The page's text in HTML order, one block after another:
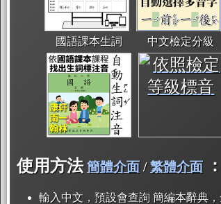
國語課本生詞 中文檢定分級
使用方法 簡體介面/繁體介面 ：
輸入中文，預設會查詢 簡編本辭典